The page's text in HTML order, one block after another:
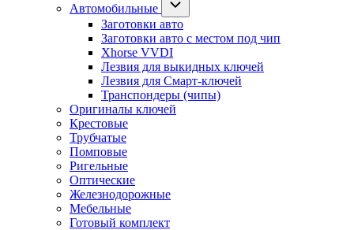
Автомобильные
Заготовки авто
Заготовки авто с местом под чип
Xhorse VVDI
Лезвия для выкидных ключей
Лезвия для Смарт-ключей
Транспондеры (чипы)
Оригиналы ключей
Крестовые
Трубчатые
Помповые
Ригельные
Оптические
Железнодорожные
Мебельные
Готовый комплект